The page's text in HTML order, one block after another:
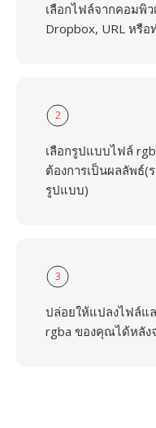
เลือกไฟล์จากคอมพิว
Dropbox, URL หรื
2
เลือกรูปแบบไฟล์
ต้องการเป็นผลลัพธ์(
รูปแบบ)
3
ปล่อยให้แปลงไฟล์แ
rgba ของคุณได้หลัง